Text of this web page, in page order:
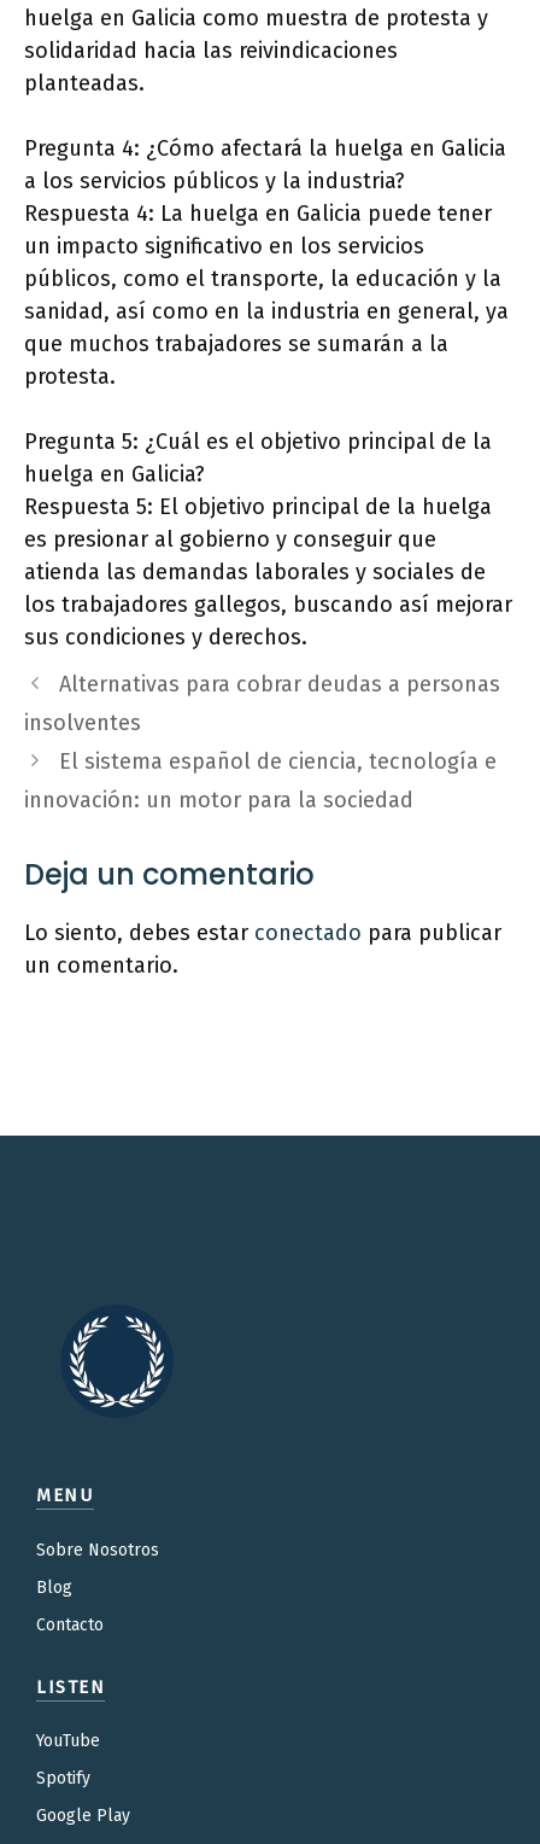
huelga en Galicia como muestra de protesta y
solidaridad hacia las reivindicaciones
planteadas.
Pregunta 4: ¿Cómo afectará la huelga en Galicia
a los servicios públicos y la industria?
Respuesta 4: La huelga en Galicia puede tener
un impacto significativo en los servicios
públicos, como el transporte, la educación y la
sanidad, así como en la industria en general, ya
que muchos trabajadores se sumarán a la
protesta.
Pregunta 5: ¿Cuál es el objetivo principal de la
huelga en Galicia?
Respuesta 5: El objetivo principal de la huelga
es presionar al gobierno y conseguir que
atienda las demandas laborales y sociales de
los trabajadores gallegos, buscando así mejorar
sus condiciones y derechos.
Alternativas para cobrar deudas a personas
insolventes
El sistema español de ciencia, tecnología e
innovación: un motor para la sociedad
Deja un comentario
Lo siento, debes estar conectado para publicar
un comentario.
MENU
Sobre Nosotros
Blog
Contacto
LISTEN
YouTube
Spotify
Google Play